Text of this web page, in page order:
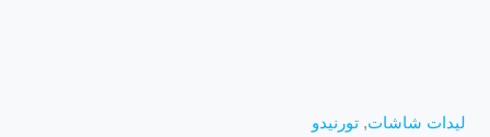
ليدات شاشات,تورنيدو